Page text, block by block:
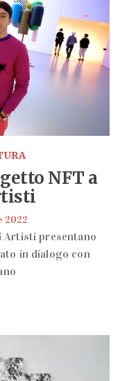
NFT a
2022
Artisti presentano
in dialogo con